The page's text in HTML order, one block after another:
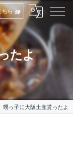
ちら
たよ
甥っ子に大阪土産貰ったよ